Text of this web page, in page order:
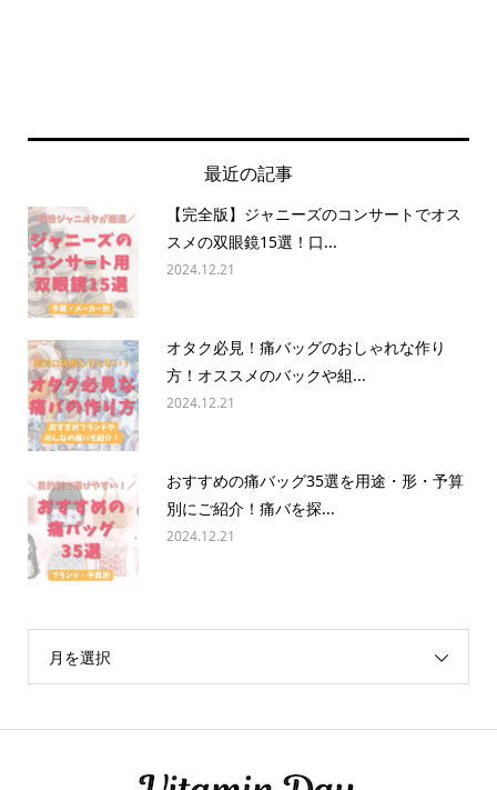
最近の記事
【完全版】ジャニーズのコンサートでオス
スメの双眼鏡15選！口...
2024.12.21
オタク必見！痛バッグのおしゃれな作り
方！オススメのバックや組...
2024.12.21
おすすめの痛バッグ35選を用途・形・予算
別にご紹介！痛バを探...
2024.12.21
月を選択